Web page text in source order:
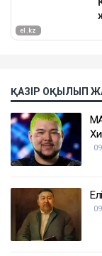
ҚАЗІР ОҚЫЛЫП